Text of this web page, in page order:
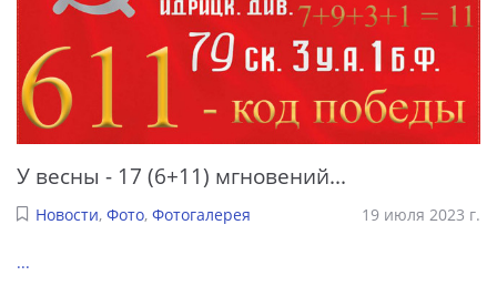
У весны - 17 (6+11) мгновений...
Новости, Фото, Фотогалерея 19 июля 2023 г.
...